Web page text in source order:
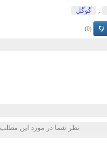
گوگل
(0)
نظر شما در مورد این مطلب